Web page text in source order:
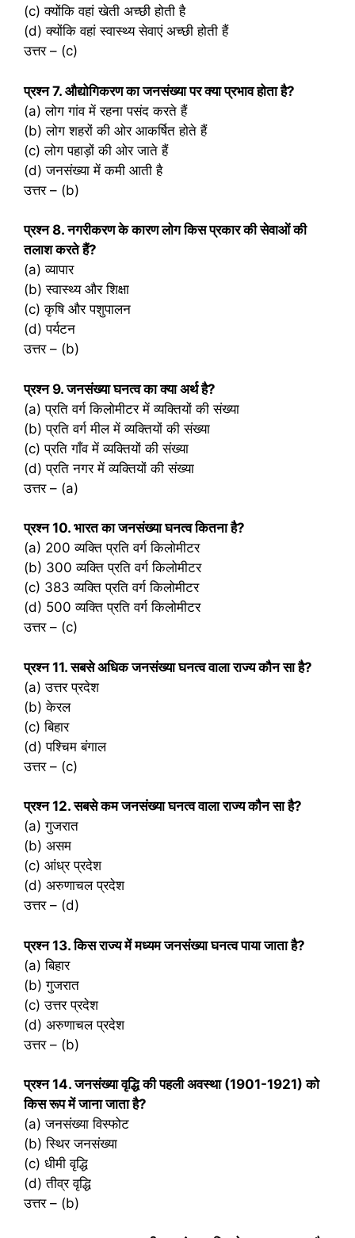
(c) क्योंकि वहां खेती अच्छी होती है
(d) क्योंकि वहां स्वास्थ्य सेवाएं अच्छी होती हैं
उत्तर – (c)
प्रश्‍न 7. औद्योगिकरण का जनसंख्या पर क्या प्रभाव होता है?
(a) लोग गांव में रहना पसंद करते हैं
(b) लोग शहरों की ओर आकर्षित होते हैं
(c) लोग पहाड़ों की ओर जाते हैं
(d) जनसंख्या में कमी आती है
उत्तर – (b)
प्रश्‍न 8. नगरीकरण के कारण लोग किस प्रकार की सेवाओं की
तलाश करते हैं?
(a) व्यापार
(b) स्वास्थ्य और शिक्षा
(c) कृषि और पशुपालन
(d) पर्यटन
उत्तर – (b)
प्रश्‍न 9. जनसंख्या घनत्व का क्या अर्थ है?
(a) प्रति वर्ग किलोमीटर में व्यक्तियों की संख्या
(b) प्रति वर्ग मील में व्यक्तियों की संख्या
(c) प्रति गाँव में व्यक्तियों की संख्या
(d) प्रति नगर में व्यक्तियों की संख्या
उत्तर – (a)
प्रश्‍न 10. भारत का जनसंख्या घनत्व कितना है?
(a) 200 व्यक्ति प्रति वर्ग किलोमीटर
(b) 300 व्यक्ति प्रति वर्ग किलोमीटर
(c) 383 व्यक्ति प्रति वर्ग किलोमीटर
(d) 500 व्यक्ति प्रति वर्ग किलोमीटर
उत्तर – (c)
प्रश्‍न 11. सबसे अधिक जनसंख्या घनत्व वाला राज्य कौन सा है?
(a) उत्तर प्रदेश
(b) केरल
(c) बिहार
(d) पश्चिम बंगाल
उत्तर – (c)
प्रश्‍न 12. सबसे कम जनसंख्या घनत्व वाला राज्य कौन सा है?
(a) गुजरात
(b) असम
(c) आंध्र प्रदेश
(d) अरुणाचल प्रदेश
उत्तर – (d)
प्रश्‍न 13. किस राज्य में मध्यम जनसंख्या घनत्व पाया जाता है?
(a) बिहार
(b) गुजरात
(c) उत्तर प्रदेश
(d) अरुणाचल प्रदेश
उत्तर – (b)
प्रश्‍न 14. जनसंख्या वृद्धि की पहली अवस्था (1901-1921) को
किस रूप में जाना जाता है?
(a) जनसंख्या विस्फोट
(b) स्थिर जनसंख्या
(c) धीमी वृद्धि
(d) तीव्र वृद्धि
उत्तर – (b)